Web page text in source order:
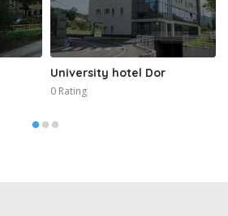
University hotel Dor
0 Rating